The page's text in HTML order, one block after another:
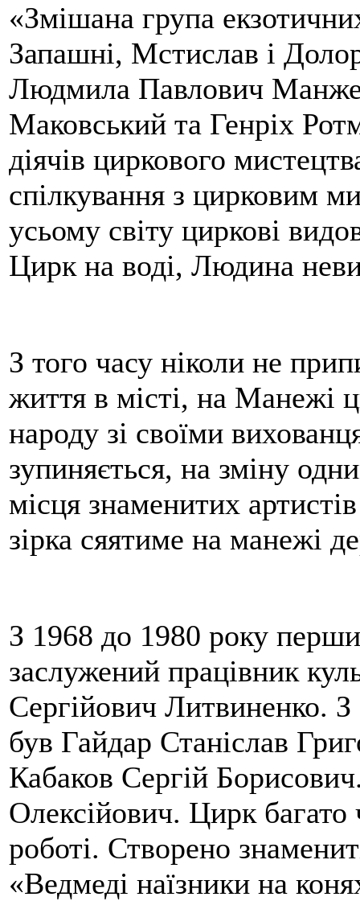
«Змішана група
Запашні, Мстислав і
Людмила Павлович
Маковський та Генріх
діячів циркового
спілкування з цирковим
усьому світу циркові
Цирк на воді, Людина
З того часу ніколи не
життя в місті, на Манежі
народу зі своїми
зупиняється, на зміну
місця знаменитих
зірка сяятиме на манежі
З 1968 до 1980 року
заслужений працівник
Сергійович Литвиненко.
був Гайдар Станіслав
Кабаков Сергій
Олексійович. Цирк багато
роботі. Створено
«Ведмеді наїзники на